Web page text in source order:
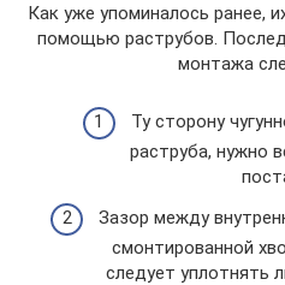
Как уже упоминалось ранее,
помощью раструбов.
монтажа
Ту сторону
раструба, нужно
Зазор между
смонтированной
следует уплотнять